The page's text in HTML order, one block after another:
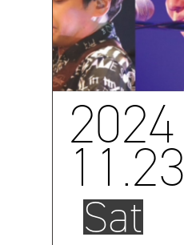
2024
11.23
Sat